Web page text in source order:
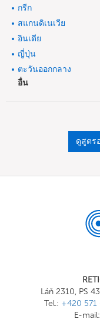
กรีก
สแกนดิเนเวีย
อินเดีย
ญี่ปุ่น
ตะวันออกกลาง
อื่น
ดูสูตร
Láň 2310, PS
Tel.: +420 571
E-mail: